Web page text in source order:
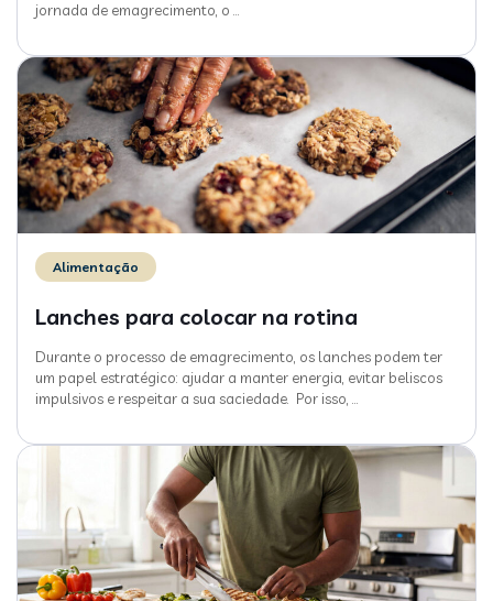
jornada de emagrecimento, o …
Alimentação
Lanches para colocar na rotina
Durante o processo de emagrecimento, os lanches podem ter
um papel estratégico: ajudar a manter energia, evitar beliscos
impulsivos e respeitar a sua saciedade. Por isso, …